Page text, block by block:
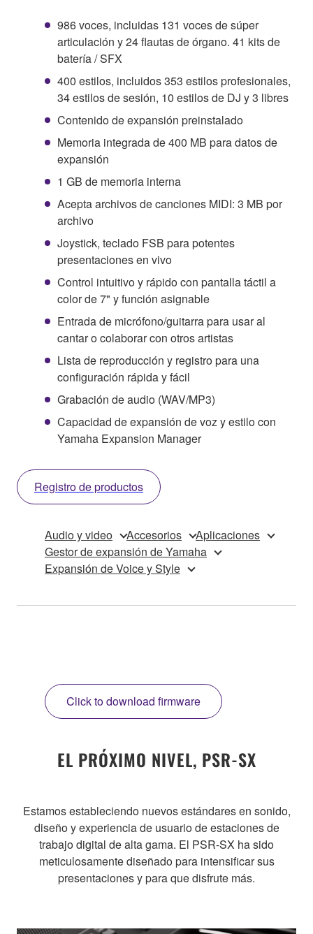
986 voces, incluidas 131 voces de súper
articulación y 24 flautas de órgano. 41 kits de
batería / SFX
400 estilos, incluidos 353 estilos profesionales,
34 estilos de sesión, 10 estilos de DJ y 3 libres
Contenido de expansión preinstalado
Memoria integrada de 400 MB para datos de
expansión
1 GB de memoria interna
Acepta archivos de canciones MIDI: 3 MB por
archivo
Joystick, teclado FSB para potentes
presentaciones en vivo
Control intuitivo y rápido con pantalla táctil a
color de 7" y función asignable
Entrada de micrófono/guitarra para usar al
cantar o colaborar con otros artistas
Lista de reproducción y registro para una
configuración rápida y fácil
Grabación de audio (WAV/MP3)
Capacidad de expansión de voz y estilo con
Yamaha Expansion Manager
Registro de productos
Audio y video Accesorios
Aplicaciones
Gestor de expansión de Yamaha
Expansión de Voice y Style
Click to download firmware
EL PRÓXIMO NIVEL, PSR-SX
Estamos estableciendo nuevos estándares en sonido,
diseño y experiencia de usuario de estaciones de
trabajo digital de alta gama. El PSR-SX ha sido
meticulosamente diseñado para intensificar sus
presentaciones y para que disfrute más.